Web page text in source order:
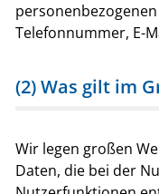
Telefonnummer, E-
(2) Was gilt im
Wir legen großen
Daten, die bei der